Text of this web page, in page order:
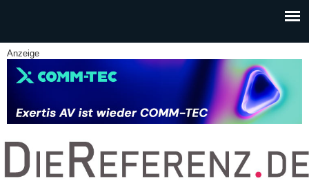
Anzeige